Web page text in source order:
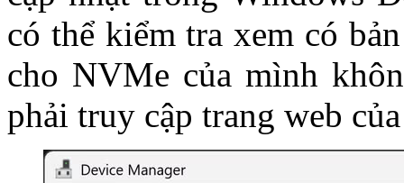
có thể kiểm tra xem có
cho NVMe của mình
phải truy cập trang web